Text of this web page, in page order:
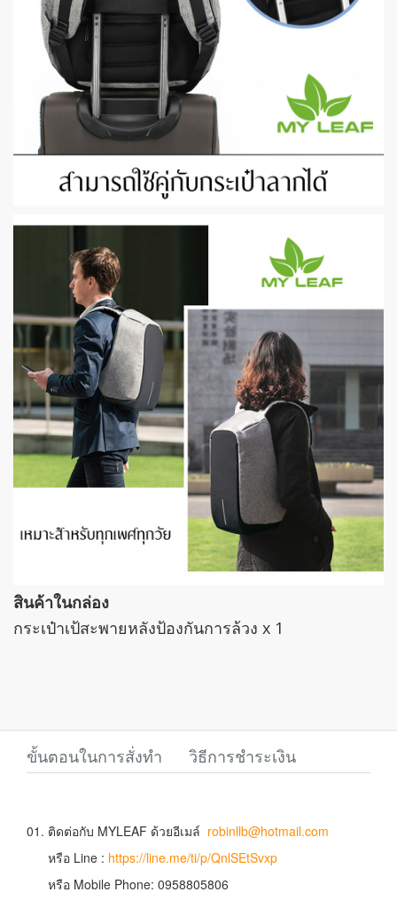
สินค้าในกล่อง
กระเป๋าเป้สะพายหลังป้องกันการล้วง x 1
ขั้นตอนในการสั่งทำ วิธีการชำระเงิน
01. ติดต่อกับ MYLEAF ด้วยอีเมล์ robinllb@hotmail.com
หรือ Line : https://line.me/ti/p/QnlSEtSvxp
หรือ Mobile Phone: 0958805806